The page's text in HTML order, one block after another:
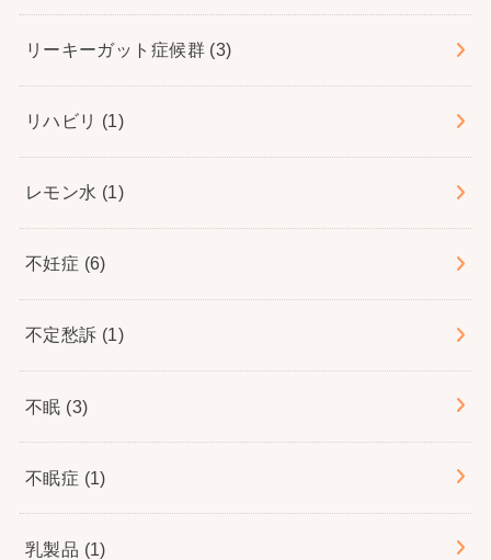
リーキーガット症候群 (3)
リハビリ (1)
レモン水 (1)
不妊症 (6)
不定愁訴 (1)
不眠 (3)
不眠症 (1)
乳製品 (1)